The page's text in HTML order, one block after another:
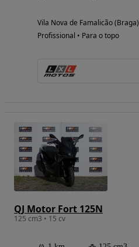
Vila Nova de Famalicão (Braga)
Profissional • Para o topo
QJ Motor Fort 125N
125 cm3 • 15 cv